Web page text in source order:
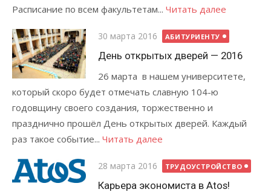
Расписание по всем факультетам... Читать далее
Posted
on
30 марта 2016 АБИТУРИЕНТУ
День открытых дверей — 2016
26 марта в нашем университете,
который скоро будет отмечать славную 104-ю
годовщину своего создания, торжественно и
празднично прошёл День открытых дверей. Каждый
раз такое событие... Читать далее
Posted
on
28 марта 2016 ТРУДОУСТРОЙСТВО
Карьера экономиста в Atos!